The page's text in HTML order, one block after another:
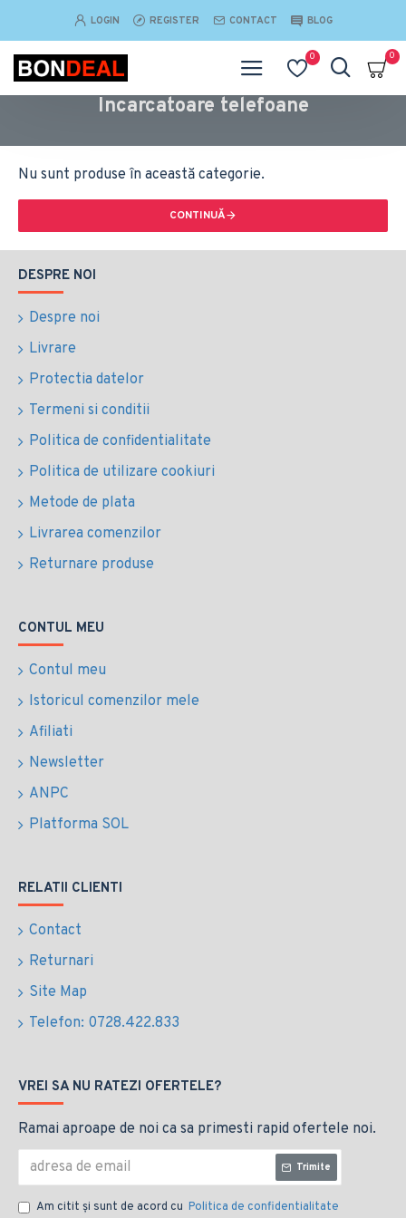
LOGIN REGISTER CONTACT BLOG
0 0
Incarcatoare telefoane
Nu sunt produse în această categorie.
CONTINUĂ
DESPRE NOI
Despre noi
Livrare
Protectia datelor
Termeni si conditii
Politica de confidentialitate
Politica de utilizare cookiuri
Metode de plata
Livrarea comenzilor
Returnare produse
CONTUL MEU
Contul meu
Istoricul comenzilor mele
Afiliati
Newsletter
ANPC
Platforma SOL
RELATII CLIENTI
Contact
Returnari
Site Map
Telefon: 0728.422.833
VREI SA NU RATEZI OFERTELE?
Ramai aproape de noi ca sa primesti rapid ofertele noi.
Trimite
Am citit şi sunt de acord cu Politica de confidentialitate